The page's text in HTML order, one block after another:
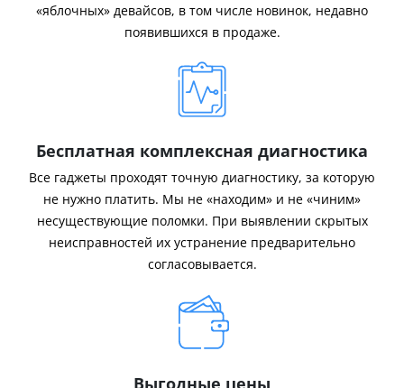
«яблочных» девайсов, в том числе новинок, недавно
появившихся в продаже.
Бесплатная комплексная диагностика
Все гаджеты проходят точную диагностику, за которую
не нужно платить. Мы не «находим» и не «чиним»
несуществующие поломки. При выявлении скрытых
неисправностей их устранение предварительно
согласовывается.
Выгодные цены